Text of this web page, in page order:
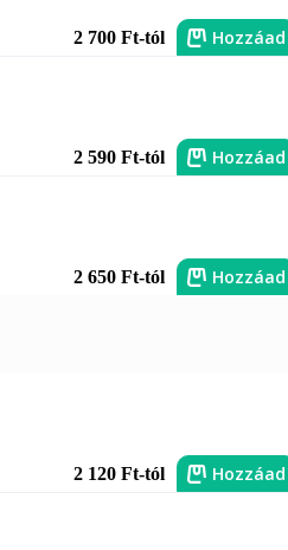
2 700 Ft-tól Hozzáad
2 590 Ft-tól Hozzáad
2 650 Ft-tól Hozzáad
2 120 Ft-tól Hozzáad